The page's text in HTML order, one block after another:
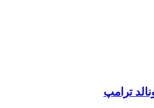
ترامپ